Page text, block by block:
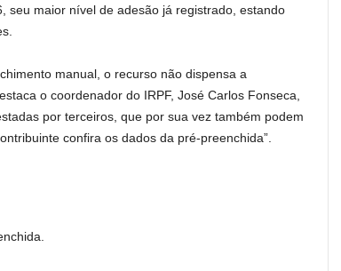
seu maior nível de adesão já registrado, estando
manual, o recurso não dispensa a
o coordenador do IRPF, José Carlos Fonseca,
por terceiros, que por sua vez também podem
confira os dados da pré-preenchida”.